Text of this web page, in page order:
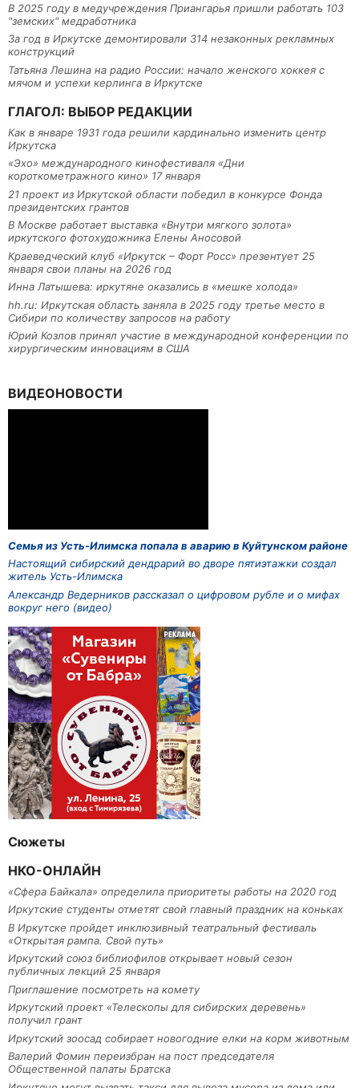
В 2025 году в медучреждения Приангарья пришли работать 103
"земских" медработника
За год в Иркутске демонтировали 314 незаконных рекламных
конструкций
Татьяна Лешина на радио России: начало женского хоккея с
мячом и успехи керлинга в Иркутске
ГЛАГОЛ: ВЫБОР РЕДАКЦИИ
Как в январе 1931 года решили кардинально изменить центр
Иркутска
«Эхо» международного кинофестиваля «Дни
короткометражного кино» 17 января
21 проект из Иркутской области победил в конкурсе Фонда
президентских грантов
В Москве работает выставка «Внутри мягкого золота»
иркутского фотохудожника Елены Аносовой
Краеведческий клуб «Иркутск – Форт Росс» презентует 25
января свои планы на 2026 год
Инна Латышева: иркутяне оказались в «мешке холода»
hh.ru: Иркутская область заняла в 2025 году третье место в
Сибири по количеству запросов на работу
Юрий Козлов принял участие в международной конференции по
хирургическим инновациям в США
ВИДЕОНОВОСТИ
Семья из Усть-Илимска попала в аварию в Куйтунском районе
Настоящий сибирский дендрарий во дворе пятиэтажки создал
житель Усть-Илимска
Александр Ведерников рассказал о цифровом рубле и о мифах
вокруг него (видео)
Сюжеты
НКО-ОНЛАЙН
«Сфера Байкала» определила приоритеты работы на 2020 год
Иркутские студенты отметят свой главный праздник на коньках
В Иркутске пройдет инклюзивный театральный фестиваль
«Открытая рампа. Свой путь»
Иркутский союз библиофилов открывает новый сезон
публичных лекций 25 января
Приглашение посмотреть на комету
Иркутский проект «Телескопы для сибирских деревень»
получил грант
Иркутский зоосад собирает новогодние елки на корм животным
Валерий Фомин переизбран на пост председателя
Общественной палаты Братска